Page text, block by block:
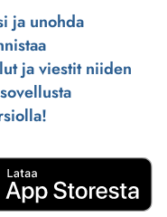
ja unohda
ja viestit niiden